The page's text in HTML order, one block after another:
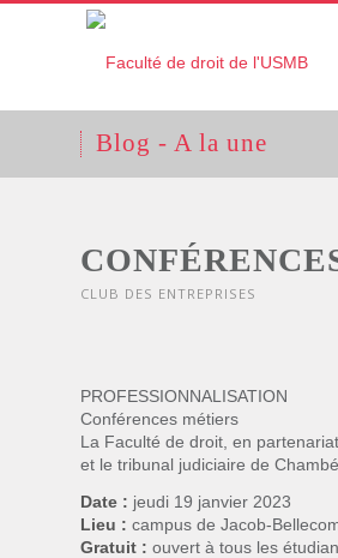
Blog - A la une
CLUB DES ENTREPRISES
PROFESSIONNALISATION
Conférences métiers
La Faculté de droit, en
et le tribunal judiciaire de
Date : jeudi 19 janvier 2023
Lieu : campus de Jacob-
Gratuit : ouvert à tous les